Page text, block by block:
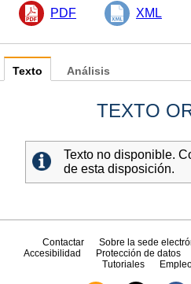
PDF XML
Texto
TEXTO
Texto no disponible.
de esta disposición.
Análisis
Contactar Sobre la sede
Accesibilidad
Protección de datos
Tutoriales